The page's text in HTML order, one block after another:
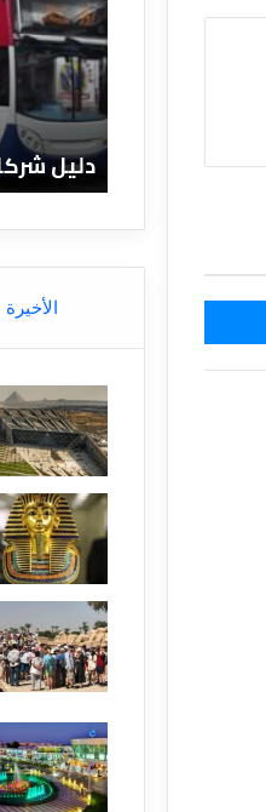
ل
ش
ر
ا
ت
ل
ل
س
ح
ي
دليل
الأخيرة